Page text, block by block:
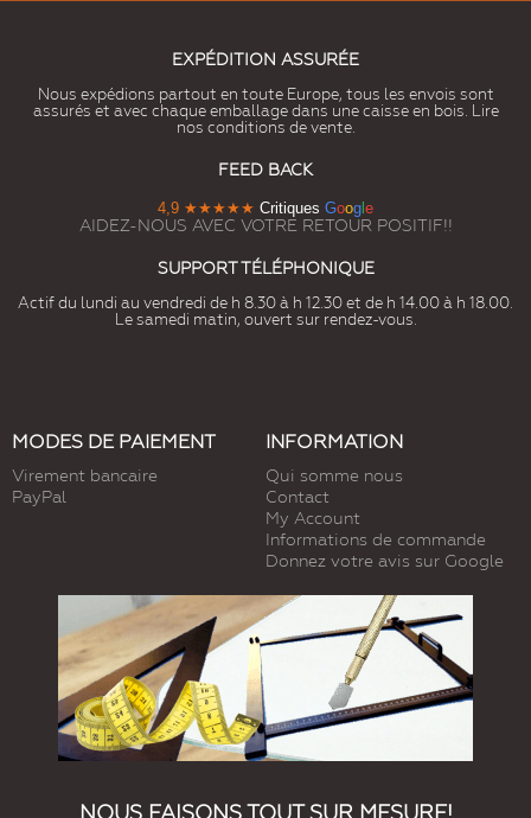
EXPÉDITION ASSURÉE
Nous expédions partout en toute Europe, tous les envois sont
assurés et avec chaque emballage dans une caisse en bois. Lire
nos conditions de vente.
FEED BACK
4,9 ★★★★★ Critiques Goog e
AIDEZ-NOUS AVEC VOTRE RETOUR POSITIF!!
SUPPORT TÉLÉPHONIQUE
Actif du lundi au vendredi de h 8.30 à h 12.30 et de h 14.00 à h 18.00.
Le samedi matin, ouvert sur rendez-vous.
MODES DE PAIEMENT
Virement bancaire
PayPal
INFORMATION
Qui somme nous
Contact
My Account
Informations de commande
Donnez votre avis sur Google
NOUS FAISONS TOUT SUR MESURE!